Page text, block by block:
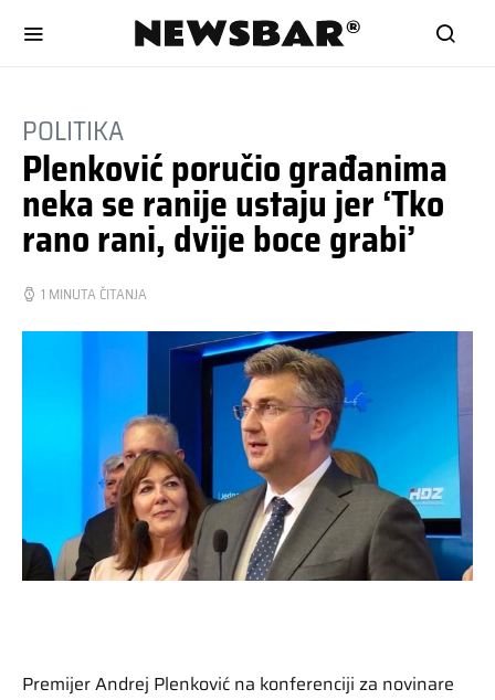
POLITIKA
Plenković poručio građanima
neka se ranije ustaju jer ‘Tko
rano rani, dvije boce grabi’
1 MINUTA ČITANJA
Premijer Andrej Plenković na konferenciji za novinare